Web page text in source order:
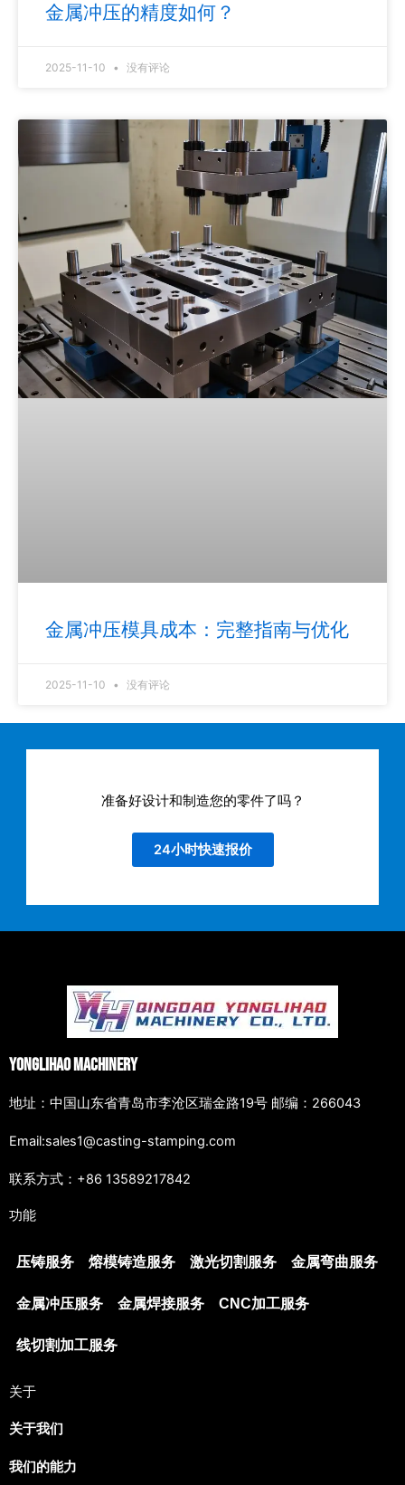
金属冲压的精度如何？
2025-11-10 没有评论
金属冲压模具成本：完整指南与优化
2025-11-10 没有评论
准备好设计和制造您的零件了吗？
24小时快速报价
Yonglihao Machinery
地址：中国山东省青岛市李沧区瑞金路19号 邮编：266043
Email:sales1@casting-stamping.com
联系方式：+86 13589217842
功能
压铸服务 熔模铸造服务 激光切割服务 金属弯曲服务
金属冲压服务 金属焊接服务 CNC加工服务
线切割加工服务
关于
关于我们
我们的能力